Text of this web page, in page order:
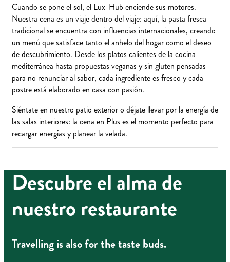
Cuando se pone el sol, el Lux-Hub enciende sus motores.
Nuestra cena es un viaje dentro del viaje: aquí, la pasta fresca
tradicional se encuentra con influencias internacionales, creando
un menú que satisface tanto el anhelo del hogar como el deseo
de descubrimiento. Desde los platos calientes de la cocina
mediterránea hasta propuestas veganas y sin gluten pensadas
para no renunciar al sabor, cada ingrediente es fresco y cada
postre está elaborado en casa con pasión.
Siéntate en nuestro patio exterior o déjate llevar por la energía de
las salas interiores: la cena en Plus es el momento perfecto para
recargar energías y planear la velada.
Descubre el alma de
nuestro restaurante
Travelling is also for the taste buds.